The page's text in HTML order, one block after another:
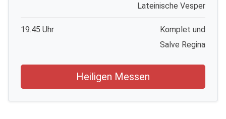
Lateinische Vesper
19.45 Uhr
Komplet und
Salve Regina
Heiligen Messen